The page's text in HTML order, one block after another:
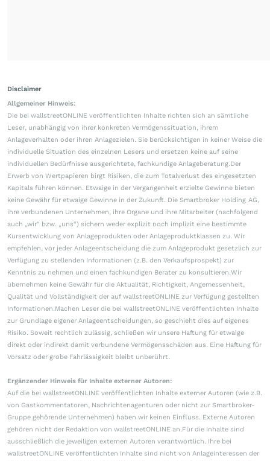
Disclaimer
Allgemeiner Hinweis:
Die bei wallstreetONLINE veröffentlichten Inhalte richten sich an sämtliche
Leser, unabhängig von ihrer konkreten Vermögenssituation, ihrem
Anlageverhalten oder ihren Anlagezielen. Sie berücksichtigen in keiner Weise die
individuelle Situation des einzelnen Lesers und ersetzen keine auf seine
individuellen Bedürfnisse ausgerichtete, fachkundige Anlageberatung.Der
Erwerb von Wertpapieren birgt Risiken, die zum Totalverlust des eingesetzten
Kapitals führen können. Etwaige in der Vergangenheit erzielte Gewinne bieten
keine Gewähr für etwaige Gewinne in der Zukunft. Die Smartbroker Holding AG,
ihre verbundenen Unternehmen, ihre Organe und ihre Mitarbeiter (nachfolgend
auch „wir“ bzw. „uns“) sichern weder explizit noch implizit eine bestimmte
Kursentwicklung von Anlageprodukten oder Anlageproduktklassen zu. Wir
empfehlen, vor jeder Anlageentscheidung die zum Anlageprodukt gesetzlich zur
Verfügung zu stellenden Informationen (z.B. den Verkaufsprospekt) zur
Kenntnis zu nehmen und einen fachkundigen Berater zu konsultieren.Wir
übernehmen keine Gewähr für die Aktualität, Richtigkeit, Angemessenheit,
Qualität und Vollständigkeit der auf wallstreetONLINE zur Verfügung gestellten
Informationen.Machen Leser die bei wallstreetONLINE veröffentlichten Inhalte
zur Grundlage eigener Anlageentscheidungen, so geschieht dies auf eigenes
Risiko. Soweit rechtlich zulässig, schließen wir unsere Haftung für etwaige
direkt oder indirekt damit verbundene Vermögensschäden aus. Eine Haftung für
Vorsatz oder grobe Fahrlässigkeit bleibt unberührt.
Ergänzender Hinweis für Inhalte externer Autoren:
Auf die bei wallstreetONLINE veröffentlichten Inhalte externer Autoren (wie z.B.
von Gastkommentatoren, Nachrichtenagenturen oder nicht zur Smartbroker-
Gruppe gehörende Unternehmen) haben wir keinen Einfluss. Externe Autoren
gehören nicht der Redaktion von wallstreetONLINE an.Für die Inhalte sind
ausschließlich die jeweiligen externen Autoren verantwortlich. Ihre bei
wallstreetONLINE veröffentlichten Inhalte sind nicht von Anlageinteressen der